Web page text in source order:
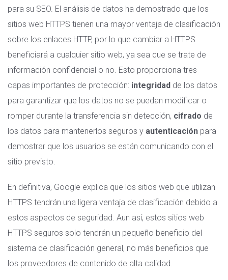
para su SEO. El análisis de datos ha demostrado que los
sitios web HTTPS tienen una mayor ventaja de clasificación
sobre los enlaces HTTP, por lo que cambiar a HTTPS
beneficiará a cualquier sitio web, ya sea que se trate de
información confidencial o no. Esto proporciona tres
capas importantes de protección: integridad de los datos
para garantizar que los datos no se puedan modificar o
romper durante la transferencia sin detección, cifrado de
los datos para mantenerlos seguros y autenticación para
demostrar que los usuarios se están comunicando con el
sitio previsto.
En definitiva, Google explica que los sitios web que utilizan
HTTPS tendrán una ligera ventaja de clasificación debido a
estos aspectos de seguridad. Aun así, estos sitios web
HTTPS seguros solo tendrán un pequeño beneficio del
sistema de clasificación general, no más beneficios que
los proveedores de contenido de alta calidad.